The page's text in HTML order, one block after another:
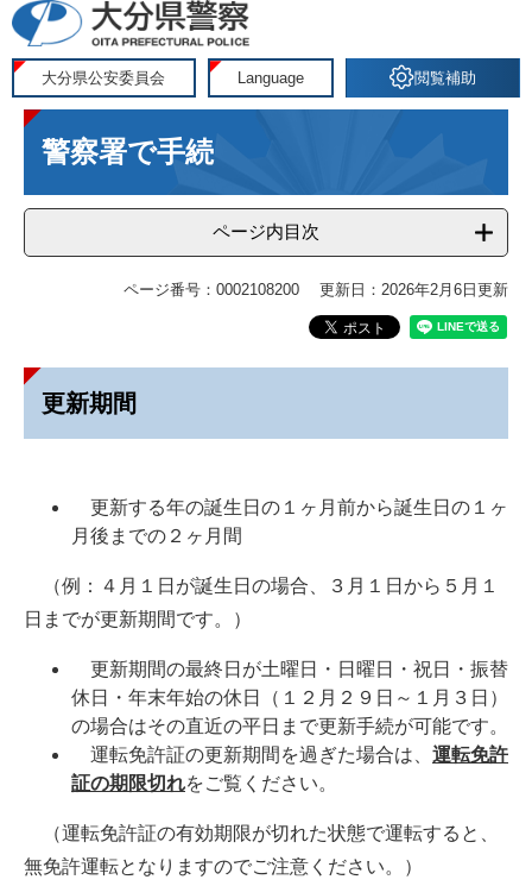
ペ
ジ
の
メ
ュ
ー
大分県公安委員会 Language 閲覧補助
本
文警察署で手続
ページ内目次
ページ番号：0002108200 更新日：2026年2月6日更新
更新期間
更新する年の誕生日の１ヶ月前から誕生日の１ヶ
月後までの２ヶ月間
（例：４月１日が誕生日の場合、３月１日から５月１
日までが更新期間です。）
更新期間の最終日が土曜日・日曜日・祝日・振替
休日・年末年始の休日（１２月２９日～１月３日）
の場合はその直近の平日まで更新手続が可能です。
運転免許証の更新期間を過ぎた場合は、 運転免許
証の期限切れをご覧ください。
（運転免許証の有効期限が切れた状態で運転すると、
無免許運転となりますのでご注意ください。）